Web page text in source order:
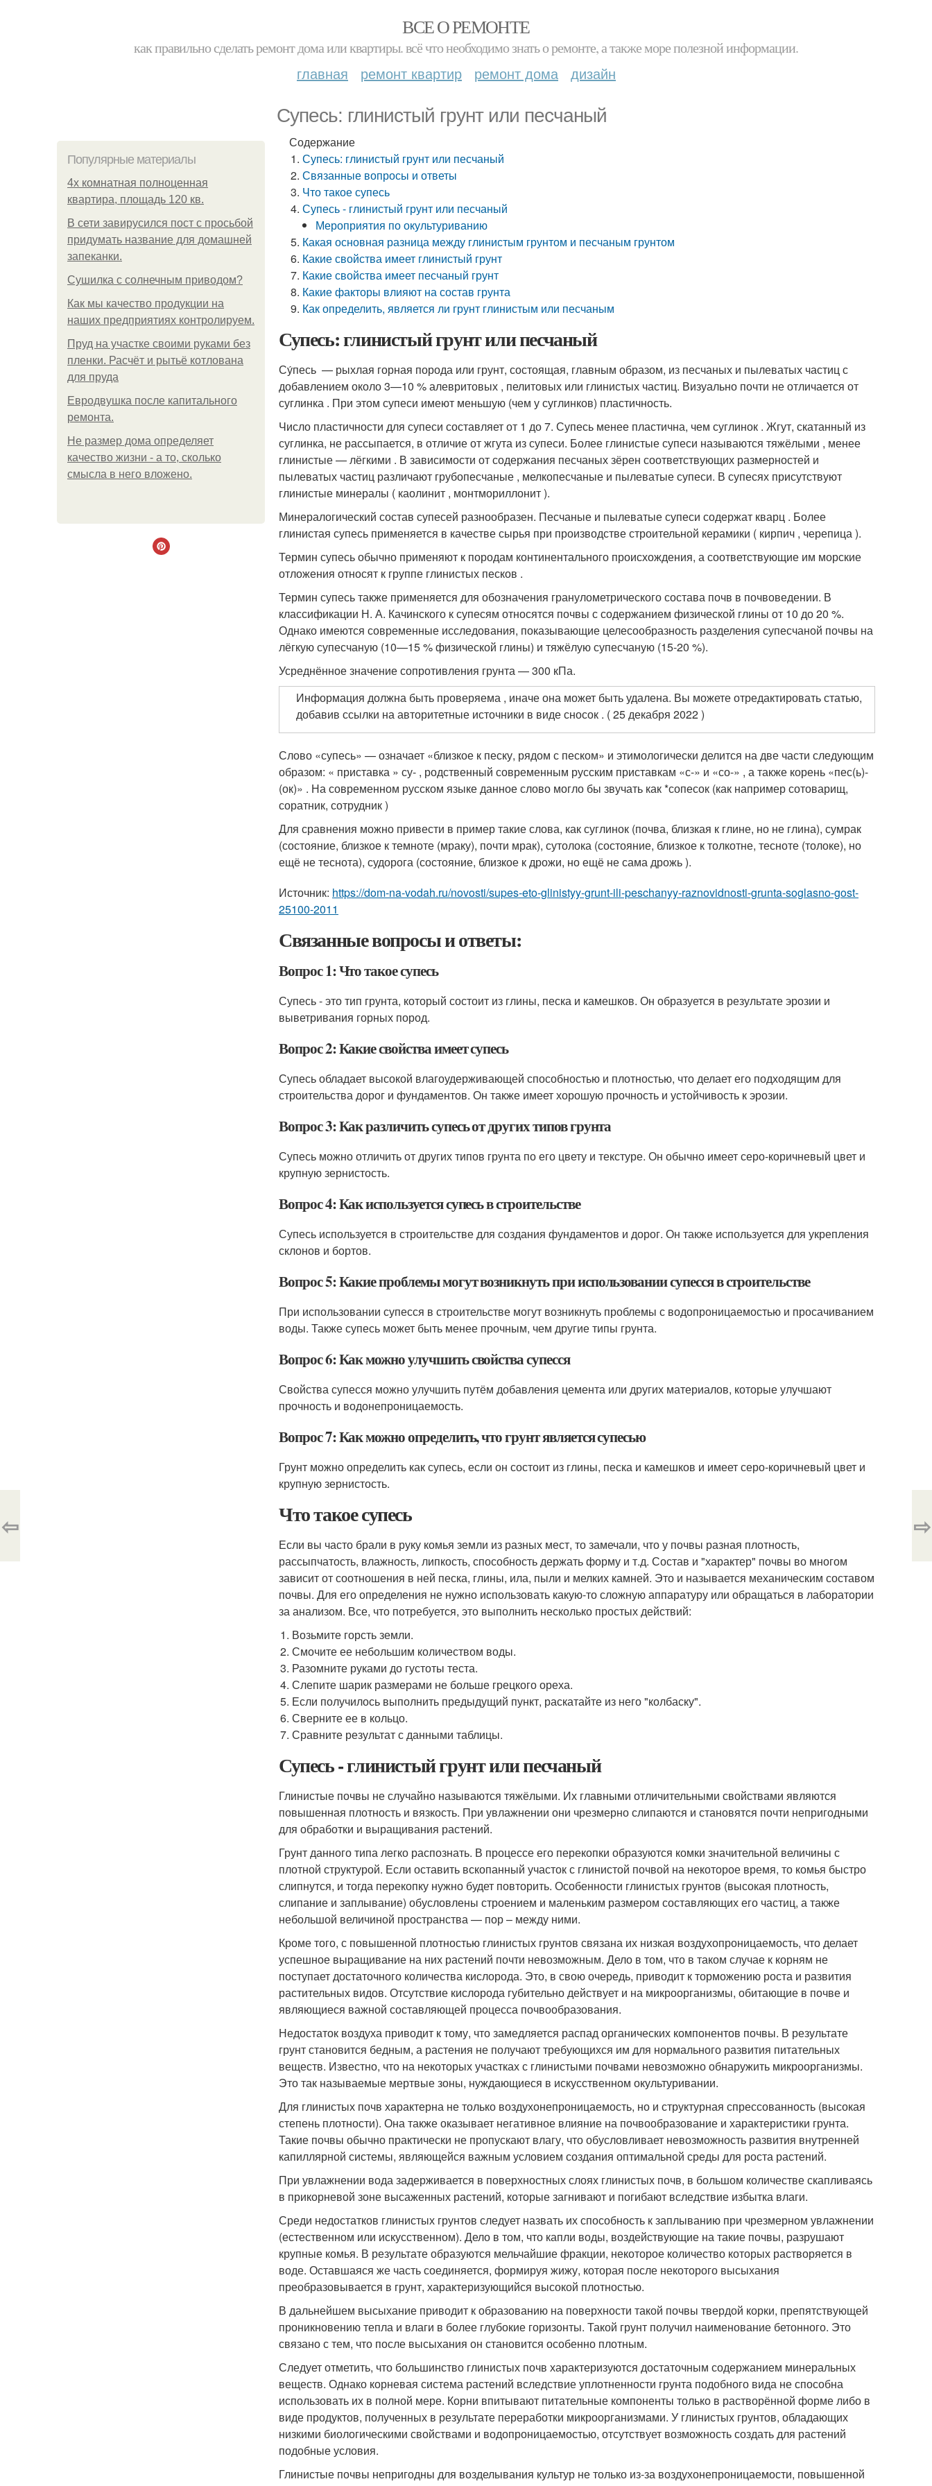
ВСЕ О РЕМОНТЕ
как правильно сделать ремонт дома или квартиры. всё что необходимо знать о ремонте, а также море полезной информации.
главная ремонт квартир ремонт дома дизайн
Супесь: глинистый грунт или песчаный
Популярные материалы
4x комнатная полноценная
квартира, площадь 120 кв.
В сети завирусился пост с просьбой
придумать название для домашней
запеканки.
Сушилка с солнечным приводом?
Как мы качество продукции на
наших предприятиях контролируем.
Пруд на участке своими руками без
пленки. Расчёт и рытьё котлована
для пруда
Евродвушка после капитального
ремонта.
Не размер дома определяет
качество жизни - а то, сколько
смысла в него вложено.
Содержание
Супесь: глинистый грунт или песчаный
Связанные вопросы и ответы
Что такое супесь
Супесь - глинистый грунт или песчаный
Мероприятия по окультуриванию
Какая основная разница между глинистым грунтом и песчаным грунтом
Какие свойства имеет глинистый грунт
Какие свойства имеет песчаный грунт
Какие факторы влияют на состав грунта
Как определить, является ли грунт глинистым или песчаным
Супесь: глинистый грунт или песчаный
Су́песь — рыхлая горная порода или грунт, состоящая, главным образом, из песчаных и пылеватых частиц с
добавлением около 3—10 % алевритовых , пелитовых или глинистых частиц. Визуально почти не отличается от
суглинка . При этом супеси имеют меньшую (чем у суглинков) пластичность.
Число пластичности для супеси составляет от 1 до 7. Супесь менее пластична, чем суглинок . Жгут, скатанный из
суглинка, не рассыпается, в отличие от жгута из супеси. Более глинистые супеси называются тяжёлыми , менее
глинистые — лёгкими . В зависимости от содержания песчаных зёрен соответствующих размерностей и
пылеватых частиц различают грубопесчаные , мелкопесчаные и пылеватые супеси. В супесях присутствуют
глинистые минералы ( каолинит , монтмориллонит ).
Минералогический состав супесей разнообразен. Песчаные и пылеватые супеси содержат кварц . Более
глинистая супесь применяется в качестве сырья при производстве строительной керамики ( кирпич , черепица ).
Термин супесь обычно применяют к породам континентального происхождения, а соответствующие им морские
отложения относят к группе глинистых песков .
Термин супесь также применяется для обозначения гранулометрического состава почв в почвоведении. В
классификации Н. А. Качинского к супесям относятся почвы с содержанием физической глины от 10 до 20 %.
Однако имеются современные исследования, показывающие целесообразность разделения супесчаной почвы на
лёгкую супесчаную (10—15 % физической глины) и тяжёлую супесчаную (15-20 %).
Усреднённое значение сопротивления грунта — 300 кПа.
Информация должна быть проверяема , иначе она может быть удалена. Вы можете отредактировать статью,
добавив ссылки на авторитетные источники в виде сносок . ( 25 декабря 2022 )
Слово «супесь» — означает «близкое к песку, рядом с песком» и этимологически делится на две части следующим
образом: « приставка » су- , родственный современным русским приставкам «с-» и «со-» , а также корень «пес(ь)-
(ок)» . На современном русском языке данное слово могло бы звучать как *сопесок (как например сотоварищ,
соратник, сотрудник )
Для сравнения можно привести в пример такие слова, как суглинок (почва, близкая к глине, но не глина), сумрак
(состояние, близкое к темноте (мраку), почти мрак), сутолока (состояние, близкое к толкотне, тесноте (толоке), но
ещё не теснота), судорога (состояние, близкое к дрожи, но ещё не сама дрожь).
Источник: https://dom-na-vodah.ru/novosti/supes-eto-glinistyy-grunt-ili-peschanyy-raznovidnosti-grunta-soglasno-gost-
25100-2011
Связанные вопросы и ответы:
Вопрос 1: Что такое супесь
Супесь - это тип грунта, который состоит из глины, песка и камешков. Он образуется в результате эрозии и
выветривания горных пород.
Вопрос 2: Какие свойства имеет супесь
Супесь обладает высокой влагоудерживающей способностью и плотностью, что делает его подходящим для
строительства дорог и фундаментов. Он также имеет хорошую прочность и устойчивость к эрозии.
Вопрос 3: Как различить супесь от других типов грунта
Супесь можно отличить от других типов грунта по его цвету и текстуре. Он обычно имеет серо-коричневый цвет и
крупную зернистость.
Вопрос 4: Как используется супесь в строительстве
Супесь используется в строительстве для создания фундаментов и дорог. Он также используется для укрепления
склонов и бортов.
Вопрос 5: Какие проблемы могут возникнуть при использовании супесся в строительстве
При использовании супесся в строительстве могут возникнуть проблемы с водопроницаемостью и просачиванием
воды. Также супесь может быть менее прочным, чем другие типы грунта.
Вопрос 6: Как можно улучшить свойства супесся
Свойства супесся можно улучшить путём добавления цемента или других материалов, которые улучшают
прочность и водонепроницаемость.
Вопрос 7: Как можно определить, что грунт является супесью
Грунт можно определить как супесь, если он состоит из глины, песка и камешков и имеет серо-коричневый цвет и
крупную зернистость.
Что такое супесь
Если вы часто брали в руку комья земли из разных мест, то замечали, что у почвы разная плотность,
рассыпчатость, влажность, липкость, способность держать форму и т.д. Состав и "характер" почвы во многом
зависит от соотношения в ней песка, глины, ила, пыли и мелких камней. Это и называется механическим составом
почвы. Для его определения не нужно использовать какую-то сложную аппаратуру или обращаться в лаборатории
за анализом. Все, что потребуется, это выполнить несколько простых действий:
Возьмите горсть земли.
Смочите ее небольшим количеством воды.
Разомните руками до густоты теста.
Слепите шарик размерами не больше грецкого ореха.
Если получилось выполнить предыдущий пункт, раскатайте из него "колбаску".
Сверните ее в кольцо.
Сравните результат с данными таблицы.
Супесь - глинистый грунт или песчаный
Глинистые почвы не случайно называются тяжёлыми. Их главными отличительными свойствами являются
повышенная плотность и вязкость. При увлажнении они чрезмерно слипаются и становятся почти непригодными
для обработки и выращивания растений.
Грунт данного типа легко распознать. В процессе его перекопки образуются комки значительной величины с
плотной структурой. Если оставить вскопанный участок с глинистой почвой на некоторое время, то комья быстро
слипнутся, и тогда перекопку нужно будет повторить. Особенности глинистых грунтов (высокая плотность,
слипание и заплывание) обусловлены строением и маленьким размером составляющих его частиц, а также
небольшой величиной пространства — пор – между ними.
Кроме того, с повышенной плотностью глинистых грунтов связана их низкая воздухопроницаемость, что делает
успешное выращивание на них растений почти невозможным. Дело в том, что в таком случае к корням не
поступает достаточного количества кислорода. Это, в свою очередь, приводит к торможению роста и развития
растительных видов. Отсутствие кислорода губительно действует и на микроорганизмы, обитающие в почве и
являющиеся важной составляющей процесса почвообразования.
Недостаток воздуха приводит к тому, что замедляется распад органических компонентов почвы. В результате
грунт становится бедным, а растения не получают требующихся им для нормального развития питательных
веществ. Известно, что на некоторых участках с глинистыми почвами невозможно обнаружить микроорганизмы.
Это так называемые мертвые зоны, нуждающиеся в искусственном окультуривании.
Для глинистых почв характерна не только воздухонепроницаемость, но и структурная спрессованность (высокая
степень плотности). Она также оказывает негативное влияние на почвообразование и характеристики грунта.
Такие почвы обычно практически не пропускают влагу, что обусловливает невозможность развития внутренней
капиллярной системы, являющейся важным условием создания оптимальной среды для роста растений.
При увлажнении вода задерживается в поверхностных слоях глинистых почв, в большом количестве скапливаясь
в прикорневой зоне высаженных растений, которые загнивают и погибают вследствие избытка влаги.
Среди недостатков глинистых грунтов следует назвать их способность к заплыванию при чрезмерном увлажнении
(естественном или искусственном). Дело в том, что капли воды, воздействующие на такие почвы, разрушают
крупные комья. В результате образуются мельчайшие фракции, некоторое количество которых растворяется в
воде. Оставшаяся же часть соединяется, формируя жижу, которая после некоторого высыхания
преобразовывается в грунт, характеризующийся высокой плотностью.
В дальнейшем высыхание приводит к образованию на поверхности такой почвы твердой корки, препятствующей
проникновению тепла и влаги в более глубокие горизонты. Такой грунт получил наименование бетонного. Это
связано с тем, что после высыхания он становится особенно плотным.
Следует отметить, что большинство глинистых почв характеризуются достаточным содержанием минеральных
веществ. Однако корневая система растений вследствие уплотненности грунта подобного вида не способна
использовать их в полной мере. Корни впитывают питательные компоненты только в растворённой форме либо в
виде продуктов, полученных в результате переработки микроорганизмами. У глинистых грунтов, обладающих
низкими биологическими свойствами и водопроницаемостью, отсутствует возможность создать для растений
подобные условия.
Глинистые почвы непригодны для возделывания культур не только из-за воздухонепроницаемости, повышенной
⇦ ⇨